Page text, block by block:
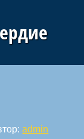
admin